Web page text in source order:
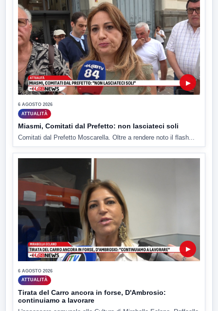
▶
6 AGOSTO 2026
ATTUALITÀ
Miasmi, Comitati dal Prefetto: non lasciateci soli
Comitati dal Prefetto Moscarella. Oltre a rendere noto il flash...
▶
6 AGOSTO 2026
ATTUALITÀ
Tirata del Carro ancora in forse, D'Ambrosio:
continuiamo a lavorare